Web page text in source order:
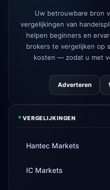
Uw betrouwbare bron
vergelijkingen van
helpen beginners en
brokers te vergelijken op
kosten — zodat u met
Adverteren
*VERGELIJKINGEN
Hantec Markets
IC Markets